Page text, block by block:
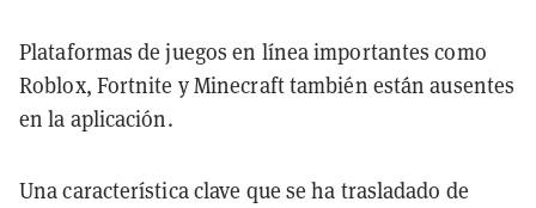
Plataformas de juegos en línea importantes como
Roblox, Fortnite y Minecraft también están ausentes
en la aplicación.
Una característica clave que se ha trasladado de